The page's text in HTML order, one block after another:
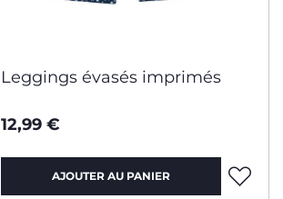
Leggings évasés imprimés
12,99 €
AJOUTER AU PANIER